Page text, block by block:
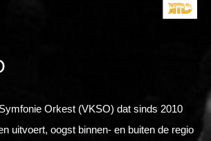
Orkest (VKSO) dat sinds 2010
uitvoert, oogst binnen- en buiten de regio